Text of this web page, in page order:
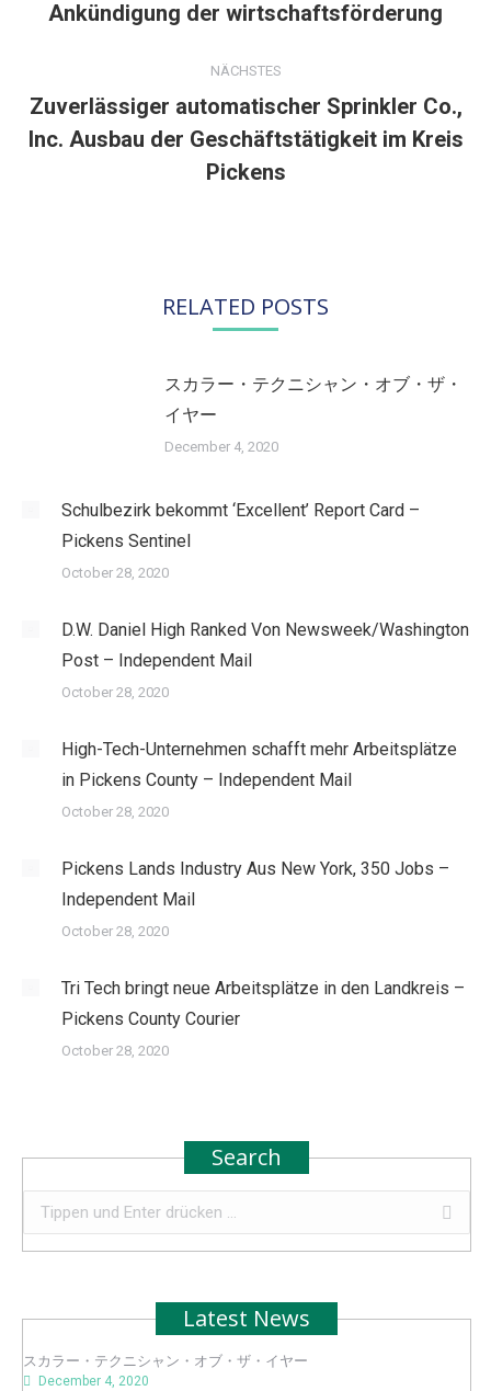
Beitrag:
Ankündigung der wirtschaftsförderung
NÄCHSTES
Nächster
Beitrag:
Zuverlässiger automatischer Sprinkler Co.,
Inc. Ausbau der Geschäftstätigkeit im Kreis
Pickens
RELATED POSTS
スカラー・テクニシャン・オブ・ザ・
イヤー
December 4, 2020
Schulbezirk bekommt ‘Excellent’ Report Card –
Pickens Sentinel
October 28, 2020
D.W. Daniel High Ranked Von Newsweek/Washington
Post – Independent Mail
October 28, 2020
High-Tech-Unternehmen schafft mehr Arbeitsplätze
in Pickens County – Independent Mail
October 28, 2020
Pickens Lands Industry Aus New York, 350 Jobs –
Independent Mail
October 28, 2020
Tri Tech bringt neue Arbeitsplätze in den Landkreis –
Pickens County Courier
October 28, 2020
Search
Search:
Latest News
スカラー・テクニシャン・オブ・ザ・イヤー
December 4, 2020